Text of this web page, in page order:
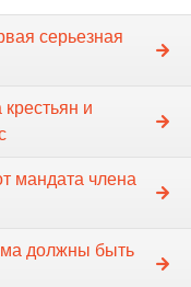
серьезная
и
мандата члена
должны быть